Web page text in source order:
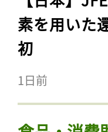
素を用いた
初
1日前